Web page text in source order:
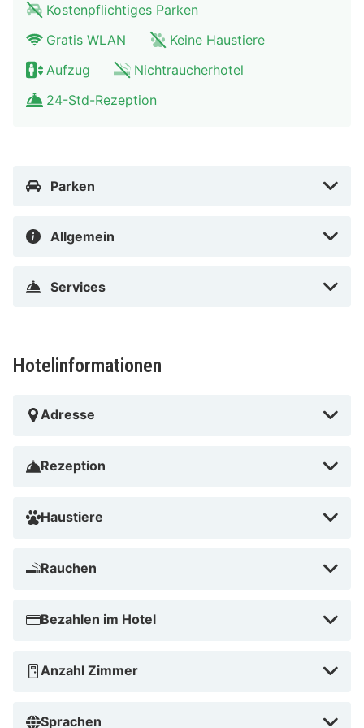
ist 0,4 km von Couven-Museum und 0,5 km von RWTH
Aachen entfernt.
In Aachen (Aachen-Mitte)
Kostenpflichtiges Parken
Gratis WLAN
Keine Haustiere
Aufzug
Nichtraucherhotel
24-Std-Rezeption
Parken
Allgemein
Services
Hotelinformationen
Adresse
Rezeption
Haustiere
Rauchen
Bezahlen im Hotel
Anzahl Zimmer
Sprachen